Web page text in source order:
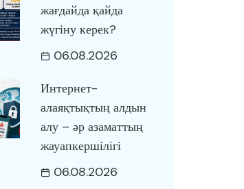
жағдайда қайда
жүгіну керек?
06.08.2026
Интернет-
алаяқтықтың алдын
алу – әр азаматтың
жауапкершілігі
06.08.2026